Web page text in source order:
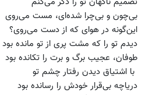
بی‌چون و بی‌چرا شده‌ای، مست می‌روی
این‌گونه در هوای که از دست می‌روی؟
دیدم تو را که مشت پری از تو مانده بود
طوفان، عجیب برگ و برت را تکانده بود
با اشتیاق دیدن رفتار چشم تو
دریاچه بی‌قرار خودش را رسانده بود